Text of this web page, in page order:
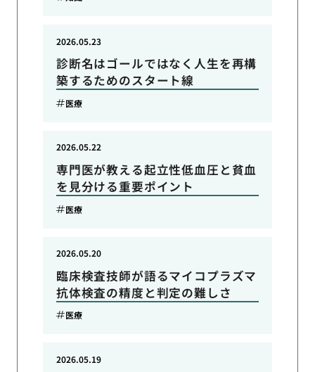
診断名はゴールではなく人生を再構
築するためのスタート線
2026.05.23
医療
専門医が教える起立性低血圧と貧血
を見分ける重要ポイント
2026.05.22
医療
臨床検査技師が語るマイコプラズマ
抗体検査の精度と判定の難しさ
2026.05.20
医療
2026.05.19